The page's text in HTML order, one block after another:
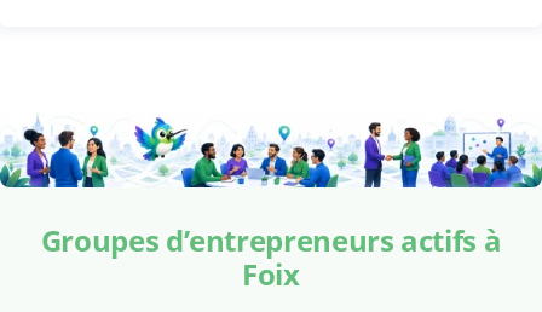
Groupes d’entrepreneurs actifs à
Foix